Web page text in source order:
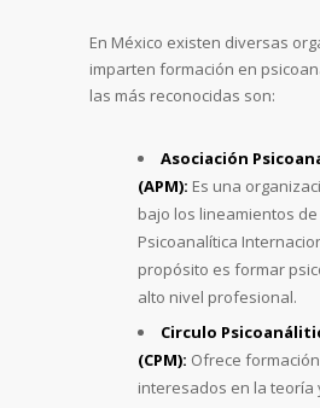
En México existen diversas
imparten formación en
las más reconocidas son:
Asociación
(APM): Es una
bajo los lineamientos
Psicoanalítica
propósito es formar
alto nivel profesional.
Circulo
(CPM): Ofrece
interesados en la teoría